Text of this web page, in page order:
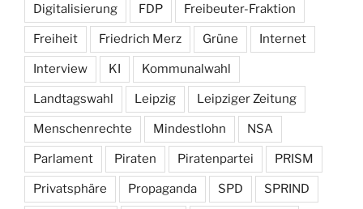
Digitalisierung FDP Freibeuter-Fraktion
Freiheit Friedrich Merz Grüne Internet
Interview KI Kommunalwahl
Landtagswahl Leipzig Leipziger Zeitung
Menschenrechte Mindestlohn NSA
Parlament Piraten Piratenpartei PRISM
Privatsphäre Propaganda SPD SPRIND